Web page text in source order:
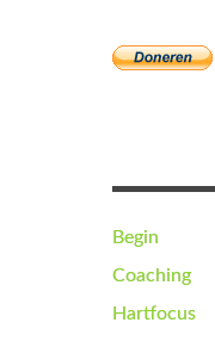
Begin
Coaching
Hartfocus